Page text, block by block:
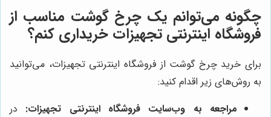
چگونه می‌توانم یک چرخ گوشت مناسب از
فروشگاه اینترنتی تجهیزات خریداری کنم؟
برای خرید چرخ گوشت از فروشگاه اینترنتی تجهیزات، می‌توانید
به روش‌های زیر اقدام کنید:
مراجعه به وب‌سایت فروشگاه اینترنتی تجهیزات: در